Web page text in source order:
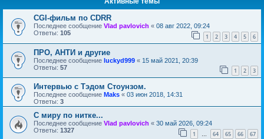
CGI-фильм по CDRR
Последнее сообщение Vlad pavlovich « 08 авг 2022, 09:24
Ответы: 105 1 2 3 4 5 6
ПРО, АНТИ и другие
Последнее сообщение luckyd999 « 15 май 2021, 20:39
Ответы: 57 1 2 3
Интервью с Тэдом Стоунзом.
Последнее сообщение Maks « 03 июн 2018, 14:31
Ответы: 3
С миру по нитке...
Последнее сообщение Vlad pavlovich « 30 май 2026, 09:24
Ответы: 1327 1 … 64 65 66 67